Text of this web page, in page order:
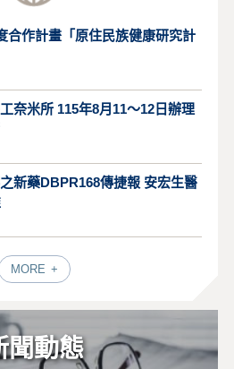
合作計畫「原住民族健康研究計
奈米所 115年8月11～12日辦理
新藥DBPR168傳捷報 安宏生醫
MORE
聞動態